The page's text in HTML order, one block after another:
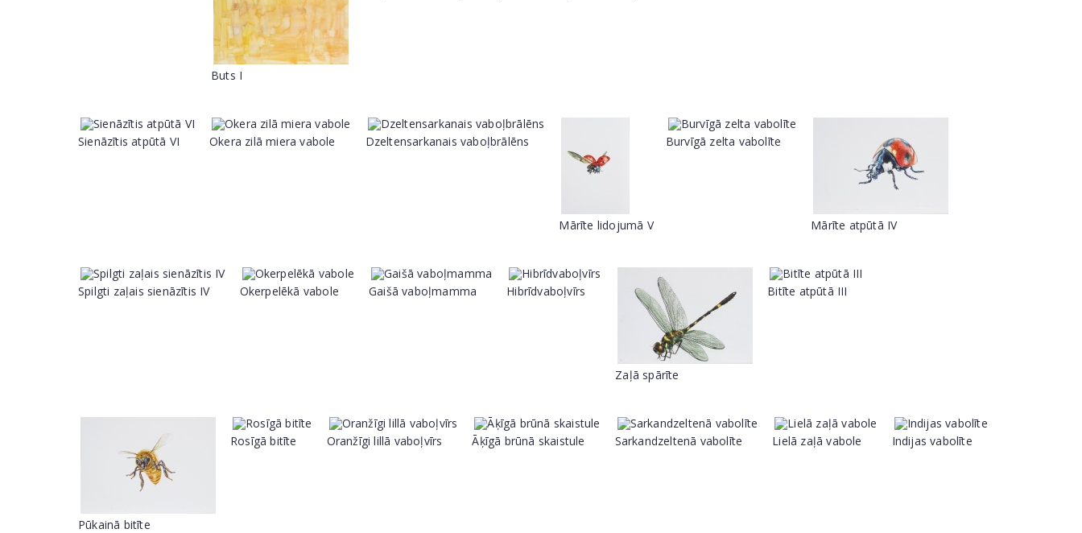
Buts I
Sienāzītis atpūtā VI Okera zilā miera vabole Dzeltensarkanais vaboļbrālēns
Mārīte lidojumā V
Burvīgā zelta vabolīte
Mārīte atpūtā IV
Spilgti zaļais sienāzītis IV Okerpelēkā vabole Gaišā vaboļmamma Hibrīdvaboļvīrs
Zaļā spārīte
Bitīte atpūtā III
Pūkainā bitīte
Rosīgā bitīte Oranžīgi lillā vaboļvīrs Āķīgā brūnā skaistule Sarkandzeltenā vabolīte Lielā zaļā vabole Indijas vabolīte